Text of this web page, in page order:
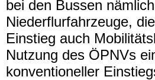
bei den Bussen
Niederflurfahrzeuge,
Einstieg auch
Nutzung des ÖPNVs
konventioneller